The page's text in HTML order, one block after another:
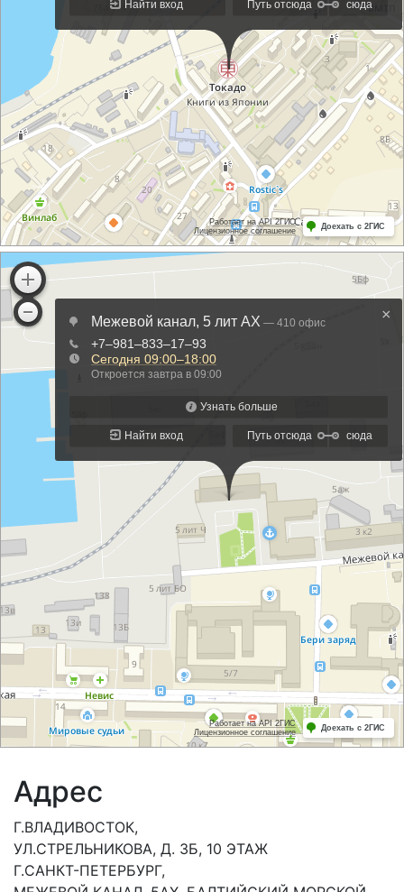
Адрес
Г.ВЛАДИВОСТОК,
УЛ.СТРЕЛЬНИКОВА, Д. 3Б, 10 ЭТАЖ
Г.САНКТ-ПЕТЕРБУРГ,